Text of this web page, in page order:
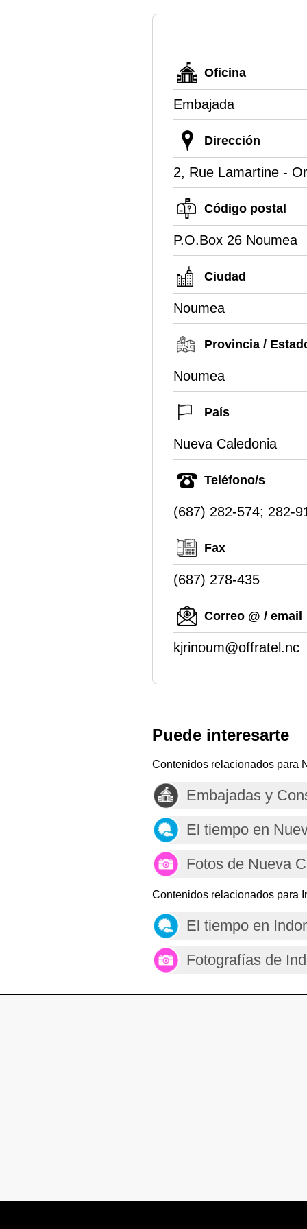
Oficina
Embajada
Dirección
2, Rue Lamartine -
Código postal
P.O.Box 26 Noumea
Ciudad
Noumea
Provincia /
Noumea
País
Nueva Caledonia
Teléfono/s
(687) 282-574; 282-
Fax
(687) 278-435
Correo @ / email
kjrinoum@offratel.nc
Puede interesarte
Contenidos relacionados para
Embajadas y
El tiempo en
Fotos de Nueva
Contenidos relacionados para
El tiempo en
Fotografías de